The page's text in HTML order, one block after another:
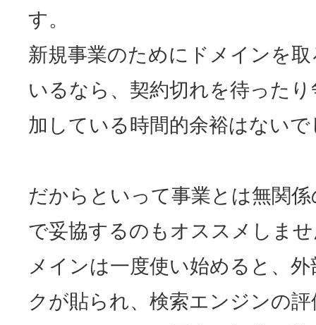
す。
新規事業のためにドメインを
いるなら、契約切れを待った
加している時間的余裕はない
だからといって事業とは無関
で妥協するのもオススメしま
メインは一度使い始めると、
クが貼られ、検索エンジンの